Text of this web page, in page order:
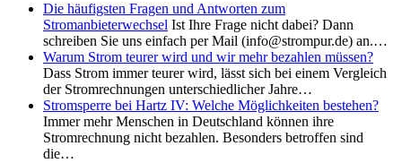
Die häufigsten Fragen und Antworten zum
Stromanbieterwechsel Ist Ihre Frage nicht dabei? Dann
schreiben Sie uns einfach per Mail (info@strompur.de) an.…
Warum Strom teurer wird und wir mehr bezahlen müssen?
Dass Strom immer teurer wird, lässt sich bei einem Vergleich
der Stromrechnungen unterschiedlicher Jahre…
Stromsperre bei Hartz IV: Welche Möglichkeiten bestehen?
Immer mehr Menschen in Deutschland können ihre
Stromrechnung nicht bezahlen. Besonders betroffen sind
die…